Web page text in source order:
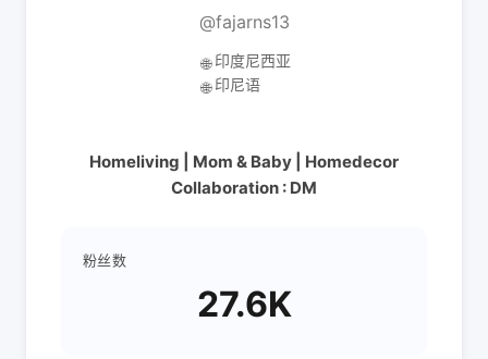
@fajarns13
🌐 印度尼西亚
🌐 印尼语
Homeliving | Mom & Baby | Homedecor
Collaboration : DM
粉丝数
27.6K